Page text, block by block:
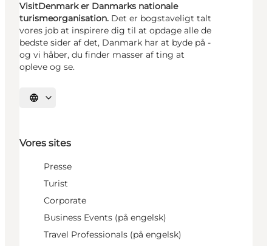
VisitDenmark er Danmarks nationale
turismeorganisation. Det er bogstaveligt talt
vores job at inspirere dig til at opdage alle de
bedste sider af det, Danmark har at byde på -
og vi håber, du finder masser af ting at
opleve og se.
Vælg sprog
Vores sites
Presse
Turist
Corporate
Business Events (på engelsk)
Travel Professionals (på engelsk)